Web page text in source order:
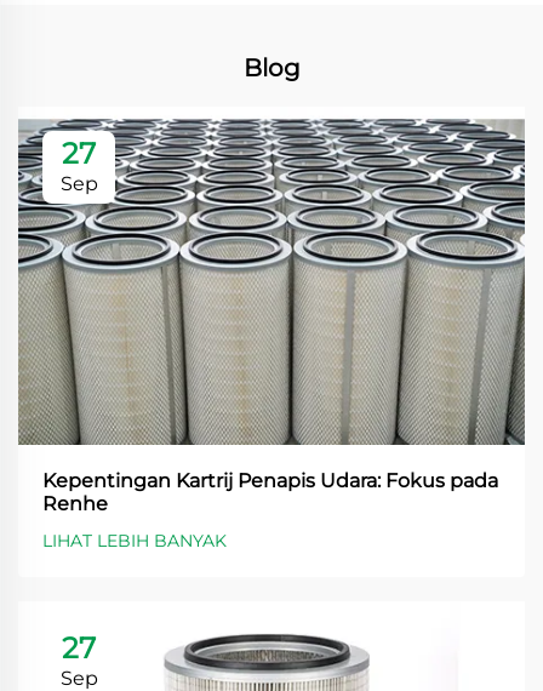
Blog
27
Sep
Kepentingan Kartrij Penapis Udara: Fokus pada
Renhe
LIHAT LEBIH BANYAK
27
Sep